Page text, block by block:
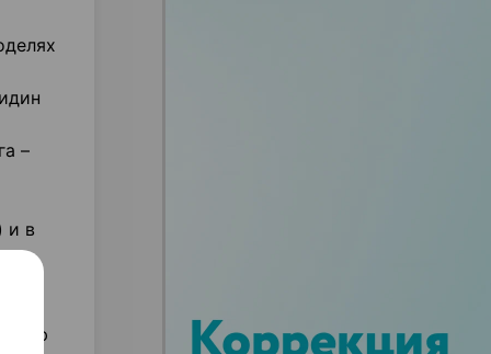
–
и в